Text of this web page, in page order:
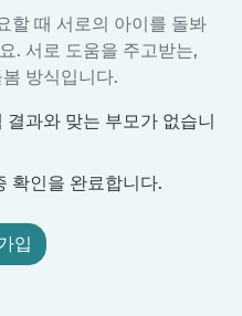
할 때 서로의 아이를 돌봐
. 서로 도움을 주고받는,
방식입니다.
과와 맞는 부모가 없습니
확인을 완료합니다.
입